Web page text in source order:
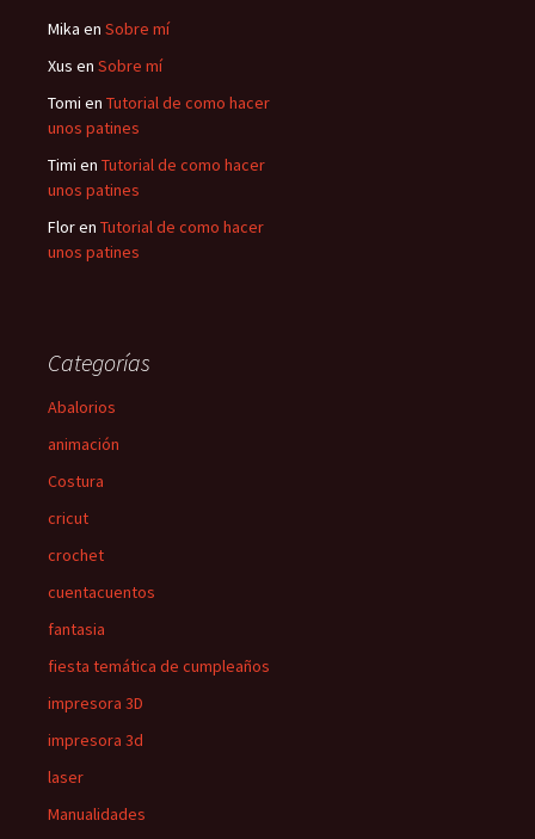
Mika en Sobre mí
Xus en Sobre mí
Tomi en Tutorial de como hacer
unos patines
Timi en Tutorial de como hacer
unos patines
Floren Tutorial de como hacer
unos patines
Categorías
Abalorios
animación
Costura
cricut
crochet
cuentacuentos
fantasia
fiesta temática de cumpleaños
impresora 3D
impresora 3d
laser
Manualidades